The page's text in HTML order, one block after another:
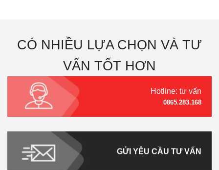
CÓ NHIỀU LỰA CHỌN VÀ TƯ
VẤN TỐT HƠN
Hotline: tư vấn
0865.283.168
GỬI YÊU CẦU TƯ VẤN